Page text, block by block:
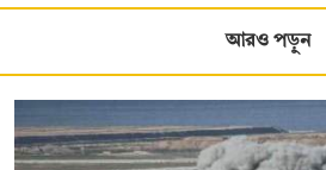
আরও পড়ুন